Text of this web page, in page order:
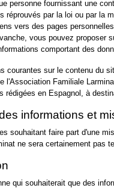
personne fournissant une
réprouvés par la loi ou par la
vers des pages
vous pouvez proposer
comportant des
courantes sur le contenu du
l'Association Familiale
rédigées en Espagnol, à
informations et
souhaitant faire part d'une
ne sera certainement pas
qui souhaiterait que des